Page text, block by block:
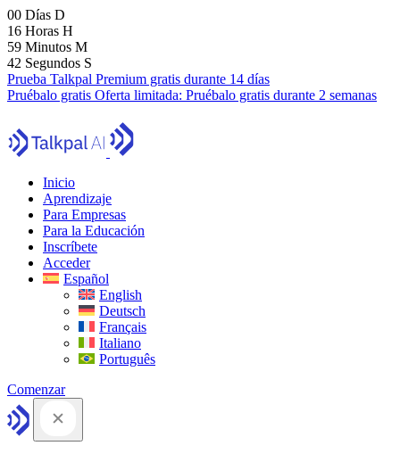
00 Días D
16 Horas H
59 Minutos M
41 Segundos S
Prueba Talkpal Premium gratis durante 14 días
Pruébalo gratis Oferta limitada: Pruébalo gratis durante 2 semanas
Inicio
Aprendizaje
Para Empresas
Para la Educación
Inscríbete
Acceder
Español
English
Deutsch
Français
Italiano
Português
Comenzar